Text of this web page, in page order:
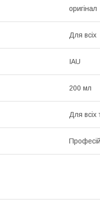
оригінал
Для всіх
IAU
200 мл
Для всіх